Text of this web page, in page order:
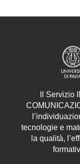
Servizio
tecnologie e
la qualità,